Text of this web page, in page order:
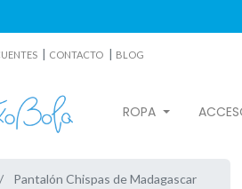
| CONTACTO | BLOG
ROPA
Pantalón Chispas de Madagascar